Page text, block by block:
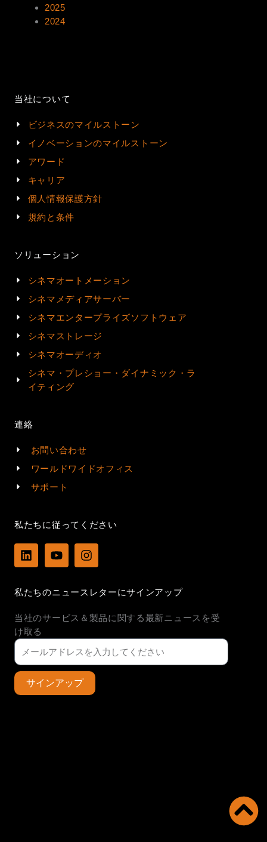
2025
2024
当社について
ビジネスのマイルストーン
イノベーションのマイルストーン
アワード
キャリア
個人情報保護方針
規約と条件
ソリューション
シネマオートメーション
シネマメディアサーバー
シネマエンタープライズソフトウェア
シネマストレージ
シネマオーディオ
シネマ・プレショー・ダイナミック・ラ
イティング
連絡
お問い合わせ
ワールドワイドオフィス
サポート
私たちに従ってください
L
i
e
i
n
Y
o
u
e
I
n
a
r
m
私たちのニュースレターにサインアップ
当社のサービス＆製品に関する最新ニュースを受
け取る
サインアップ